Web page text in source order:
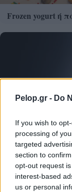
Pelop.gr - Do
If you wish to
processing of
targeted
section to
opt-out request
interest-based
us or personal
Frozen yogurt ή
Η OpenAI
μαθηματικά